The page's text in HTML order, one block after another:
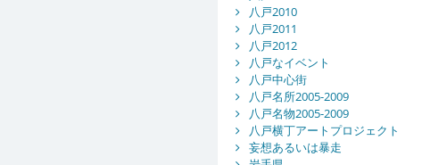
八戸2010
八戸2011
八戸2012
八戸なイベント
八戸中心街
八戸名所2005-2009
八戸名物2005-2009
八戸横丁アートプロジェクト
妄想あるいは暴走